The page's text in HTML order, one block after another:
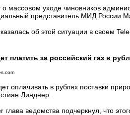
массовом уходе чиновников
представитель МИД России
об этой ситуации в своем
платить за российский газ в
оплачивать в рублях поставки
Линднер.
глава ведомства подчеркнул, что